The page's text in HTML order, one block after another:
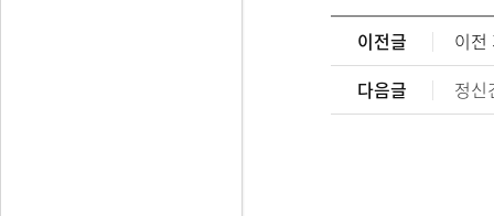
이전글
이전
다음글
정신